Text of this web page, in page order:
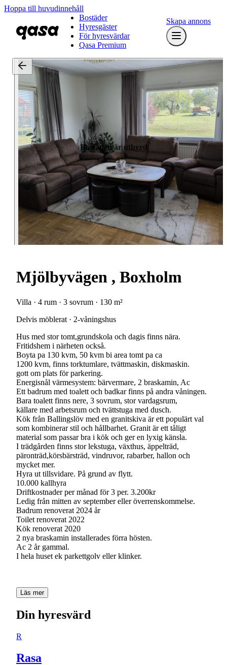
Hoppa till huvudinnehåll
Bostäder
Hyresgäster
För hyresvärdar
Qasa Premium
Skapa annons
Bostaden är uthyrd
Mjölbyvägen , Boxholm
Villa · 4 rum · 3 sovrum · 130 m²
Delvis möblerat · 2-våningshus
Hus med stor tomt,grundskola och dagis finns nära.
Fritidshem i närheten också.
Boyta pa 130 kvm, 50 kvm bi area tomt pa ca
1200 kvm, finns torktumlare, tvättmaskin, diskmaskin.
gott om plats för parkering.
Energisnål värmesystem: bärvermare, 2 braskamin, Ac
Ett badrum med toalett och badkar finns på andra våningen.
Bara toalett finns nere, 3 sovrum, stor vardagsrum,
källare med arbetsrum och tvättstuga med dusch.
Kök från Ballingslöv med en granitskiva är ett populärt val
som kombinerar stil och hållbarhet. Granit är ett tåligt
material som passar bra i kök och ger en lyxig känsla.
I trädgården finns stor lekstuga, växthus, äppelträd,
päronträd,körsbärsträd, vindruvor, rabarber, hallon och
mycket mer.
Hyra ut tillsvidare. På grund av flytt.
10.000 kallhyra
Driftkostnader per månad för 3 per. 3.200kr
Ledig från mitten av september eller överrenskommelse.
Badrum renoverat 2024 år
Toilet renoverat 2022
Kök renoverat 2020
2 nya braskamin installerades förra hösten.
Ac 2 år gammal.
I hela huset ek parkettgolv eller klinker.
Läs mer
Din hyresvärd
R
Rasa